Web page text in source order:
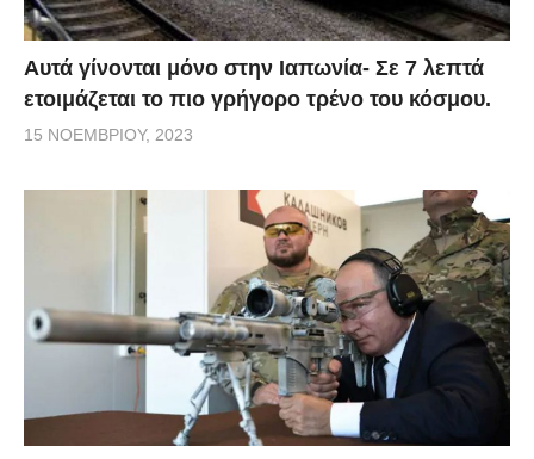
Αυτά γίνονται μόνο στην Ιαπωνία- Σε 7 λεπτά
ετοιμάζεται το πιο γρήγορο τρένο του κόσμου.
15 ΝΟΕΜΒΡΊΟΥ, 2023